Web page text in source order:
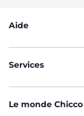
Aide
Services
Le monde Chicco